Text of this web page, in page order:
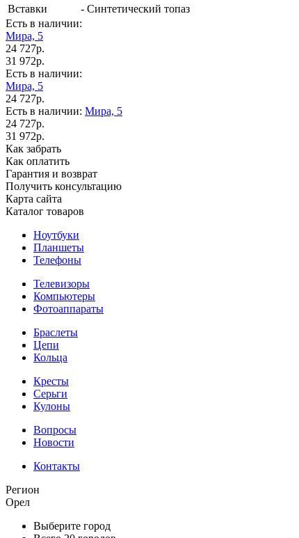
Вставки
- Синтетический топаз
Есть в наличии:
Мира, 5
24 727р.
31 972р.
Есть в наличии:
Мира, 5
24 727р.
Есть в наличии: Мира, 5
24 727р.
31 972р.
Как забрать
Как оплатить
Гарантия и возврат
Получить консультацию
Карта сайта
Каталог товаров
Ноутбуки
Планшеты
Телефоны
Телевизоры
Компьютеры
Фотоаппараты
Браслеты
Цепи
Кольца
Кресты
Серьги
Кулоны
Вопросы
Новости
Контакты
Регион
Орел
Выберите город